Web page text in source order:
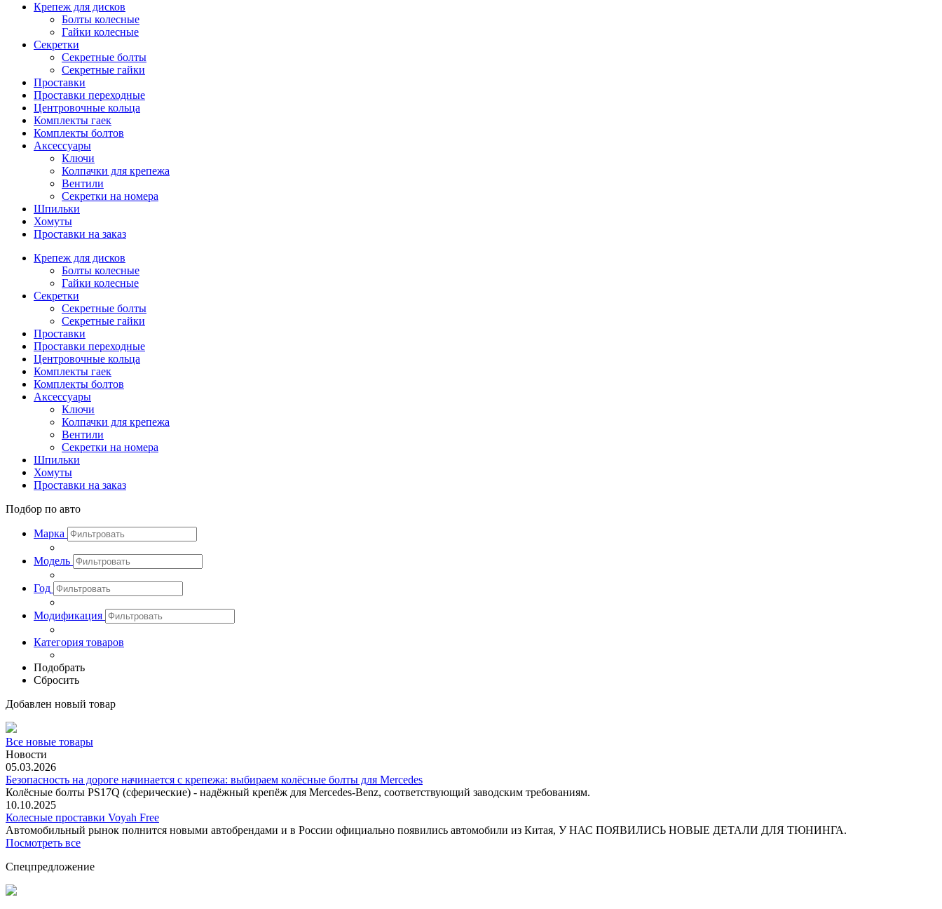
Крепеж для дисков
Болты колесные
Гайки колесные
Секретки
Секретные болты
Секретные гайки
Проставки
Проставки переходные
Центровочные кольца
Комплекты гаек
Комплекты болтов
Аксессуары
Ключи
Колпачки для крепежа
Вентили
Секретки на номера
Шпильки
Хомуты
Проставки на заказ
Крепеж для дисков
Болты колесные
Гайки колесные
Секретки
Секретные болты
Секретные гайки
Проставки
Проставки переходные
Центровочные кольца
Комплекты гаек
Комплекты болтов
Аксессуары
Ключи
Колпачки для крепежа
Вентили
Секретки на номера
Шпильки
Хомуты
Проставки на заказ
Подбор по авто
Марка
Модель
Год
Модификация
Категория товаров
Подобрать
Сбросить
Добавлен новый товар
Все новые товары
Новости
05.03.2026
Безопасность на дороге начинается с крепежа: выбираем колёсные болты для Mercedes
Колёсные болты PS17Q (сферические) - надёжный крепёж для Mercedes‑Benz, соответствующий заводским требованиям.
10.10.2025
Колесные проставки Voyah Free
Автомобильный рынок полнится новыми автобрендами и в России официально появились автомобили из Китая, У НАС ПОЯВИЛИСЬ НОВЫЕ ДЕТАЛИ ДЛЯ ТЮНИНГА.
Посмотреть все
Спецпредложение